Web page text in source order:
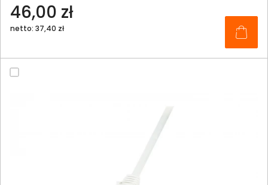
46,00 zł
netto: 37,40 zł